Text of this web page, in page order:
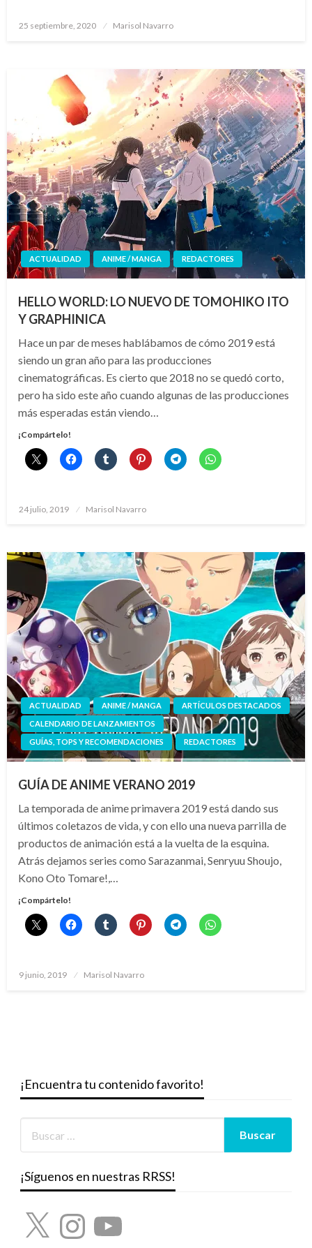
Publicado
25 septiembre, 2020 Marisol Navarro
ACTUALIDAD ANIME / MANGA REDACTORES
HELLO WORLD: LO NUEVO DE TOMOHIKO ITO
Y GRAPHINICA
Hace un par de meses hablábamos de cómo 2019 está
siendo un gran año para las producciones
cinematográficas. Es cierto que 2018 no se quedó corto,
pero ha sido este año cuando algunas de las producciones
más esperadas están viendo…
¡Compártelo!
Publicado
24 julio, 2019 Marisol Navarro
ACTUALIDAD ANIME / MANGA
ARTÍCULOS DESTACADOS
CALENDARIO DE LANZAMIENTOS
GUÍAS, TOPS Y RECOMENDACIONES
REDACTORES
GUÍA DE ANIME VERANO 2019
La temporada de anime primavera 2019 está dando sus
últimos coletazos de vida, y con ello una nueva parrilla de
productos de animación está a la vuelta de la esquina.
Atrás dejamos series como Sarazanmai, Senryuu Shoujo,
Kono Oto Tomare!,…
¡Compártelo!
Publicado
9 junio, 2019 Marisol Navarro
¡Encuentra tu contenido favorito!
¡Síguenos en nuestras RRSS!
X InstagramYouTube